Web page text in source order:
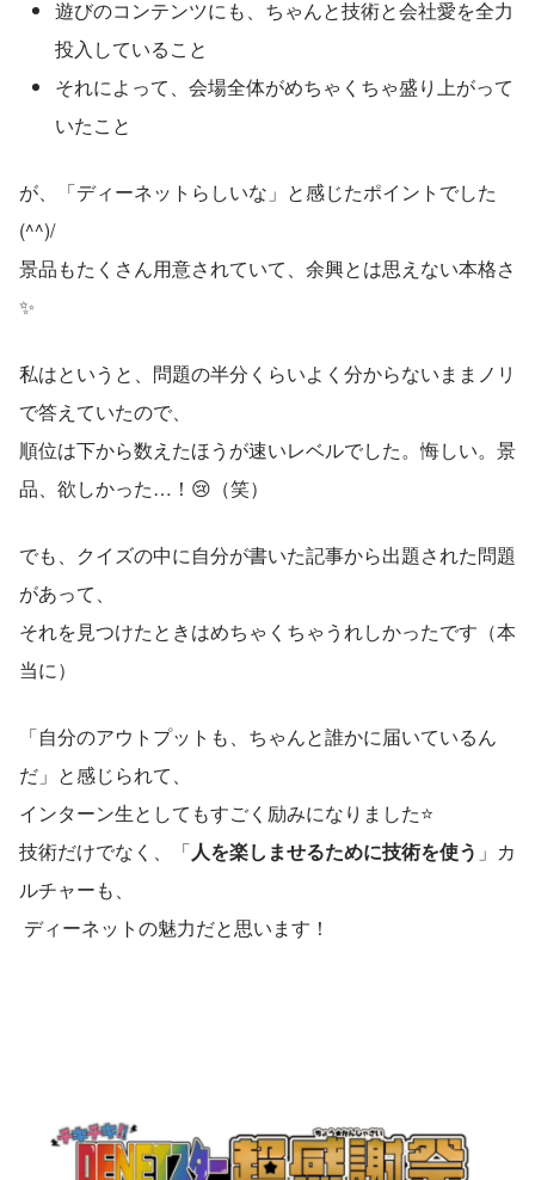
遊びのコンテンツにも、ちゃんと技術と会社愛を全力
投入していること
それによって、会場全体がめちゃくちゃ盛り上がって
いたこと
が、「ディーネットらしいな」と感じたポイントでした
(^^)/
景品もたくさん用意されていて、余興とは思えない本格さ
✨
私はというと、問題の半分くらいよく分からないままノリ
で答えていたので、
順位は下から数えたほうが速いレベルでした。悔しい。景
品、欲しかった…！😢（笑）
でも、クイズの中に自分が書いた記事から出題された問題
があって、
それを見つけたときはめちゃくちゃうれしかったです（本
当に）
「自分のアウトプットも、ちゃんと誰かに届いているん
だ」と感じられて、
インターン生としてもすごく励みになりました⭐
技術だけでなく、「人を楽しませるために技術を使う 」カ
ルチャーも、
ディーネットの魅力だと思います！